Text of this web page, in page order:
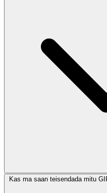
Kas ma saan teisendada mitu